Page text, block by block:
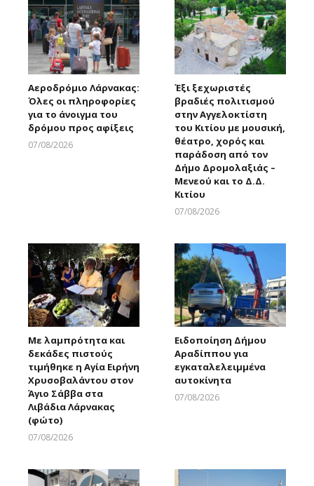
Αεροδρόμιο Λάρνακας:
Όλες οι πληροφορίες
για το άνοιγμα του
δρόμου προς αφίξεις
07/08/2026
Έξι ξεχωριστές
βραδιές πολιτισμού
στην Αγγελοκτίστη
του Κιτίου με μουσική,
θέατρο, χορός και
παράδοση από τον
Δήμο Δρομολαξιάς –
Μενεού και το Δ.Δ.
Κιτίου
07/08/2026
Με λαμπρότητα και
δεκάδες πιστούς
τιμήθηκε η Αγία Ειρήνη
Χρυσοβαλάντου στον
Άγιο Σάββα στα
Λιβάδια Λάρνακας
(φώτο)
07/08/2026
Ειδοποίηση Δήμου
Αραδίππου για
εγκαταλελειμμένα
αυτοκίνητα
07/08/2026